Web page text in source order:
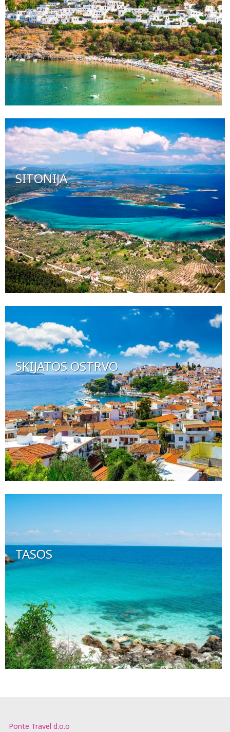
SITONIJA
SKIJATOS OSTRVO
TASOS
Ponte Travel d.o.o